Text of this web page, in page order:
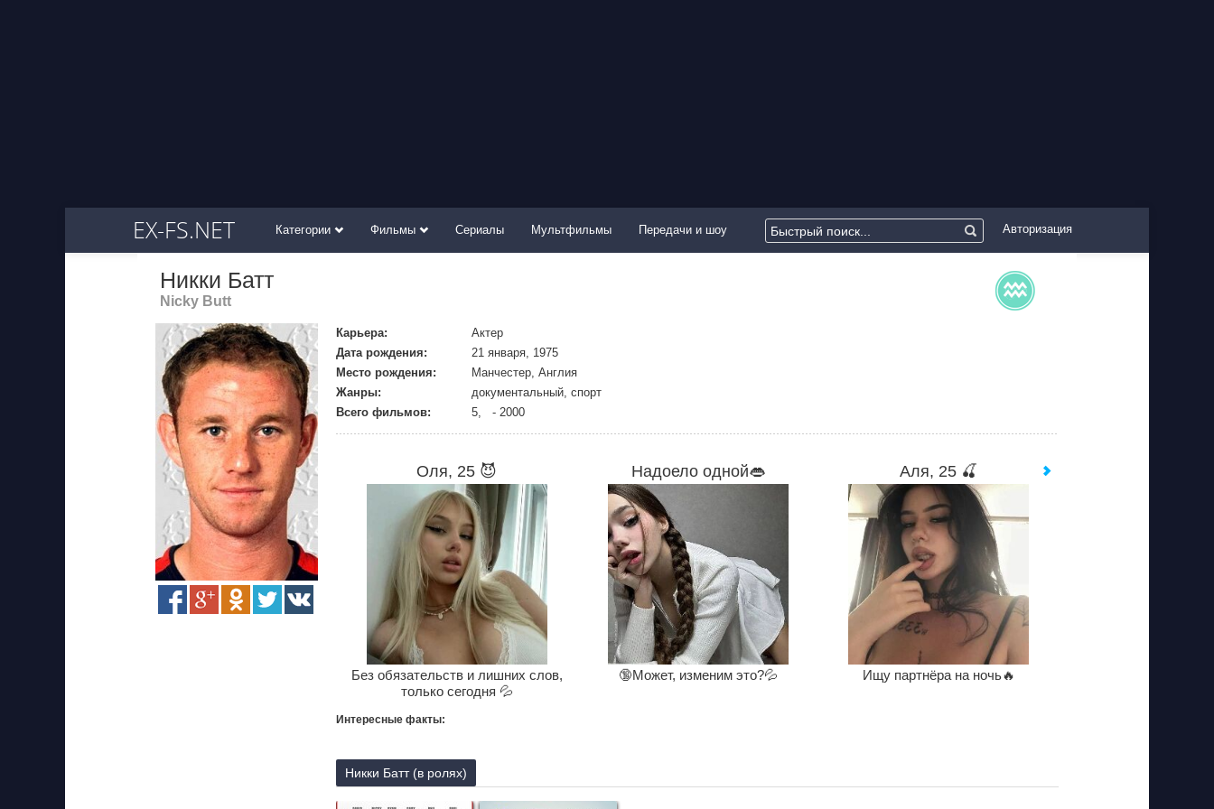
EX-FS.NET Категории Фильмы Сериалы Мультфильмы Передачи и шоу Авторизация
Никки Батт
Nicky Butt
Карьера:
Актер
Дата рождения:
21 января, 1975
Место рождения:
Манчестер, Англия
Жанры:
документальный, спорт
Всего фильмов:
5, - 2000
Оля, 25 😈
Без обязательств и лишних слов,
только сегодня 💦
Надоело одной👄
🔞Может, изменим это?💦
Аля, 25 🍒
Ищу партнёра на ночь🔥
Интересные факты:
Никки Батт (в ролях)